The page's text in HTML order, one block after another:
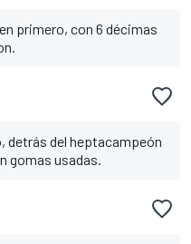
primero, con 6 décimas
detrás del heptacampeón
gomas usadas.